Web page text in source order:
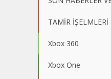
TAMİR İŞELMLERİ
Xbox 360
Xbox One